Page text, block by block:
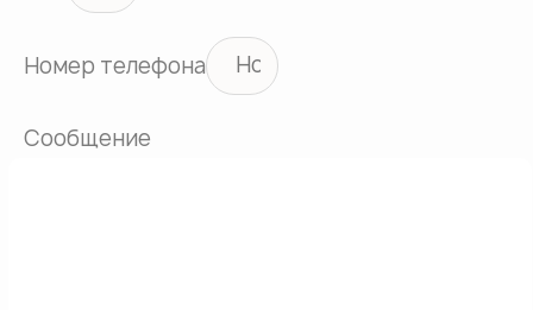
Номер телефона
Сообщение